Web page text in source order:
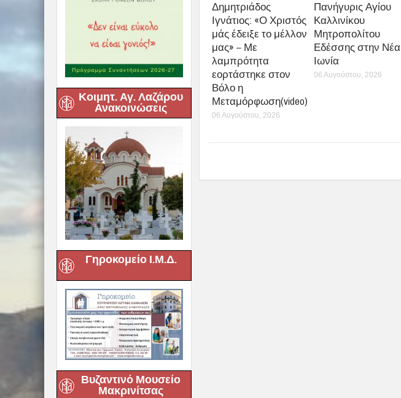
Κοιμητ. Αγ. Λαζάρου
Ανακοινώσεις
Γηροκομείο Ι.Μ.Δ.
Βυζαντινό Μουσείο
Μακρινίτσας
Δημητριάδος
Ιγνάτιος: «Ο Χριστός
μάς έδειξε το μέλλον
μας» – Με
λαμπρότητα
εορτάστηκε στον
Βόλο η
Μεταμόρφωση(video)
06 Αυγούστου, 2026
Πανήγυρις Αγίου
Καλλινίκου
Μητροπολίτου
Εδέσσης στην Νέα
Ιωνία
06 Αυγούστου, 2026